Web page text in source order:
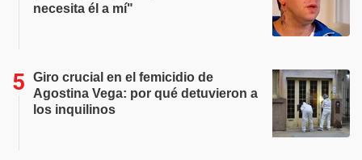
necesita él a mí"
Giro crucial en el femicidio de
Agostina Vega: por qué detuvieron a
los inquilinos